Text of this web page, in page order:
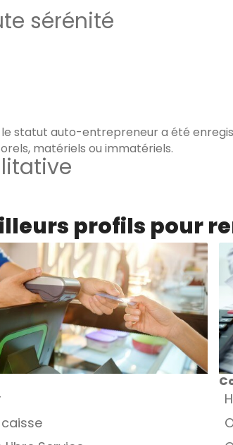
sérénité
statut auto-entrepreneur a été
matériels ou immatériels.
profils pour